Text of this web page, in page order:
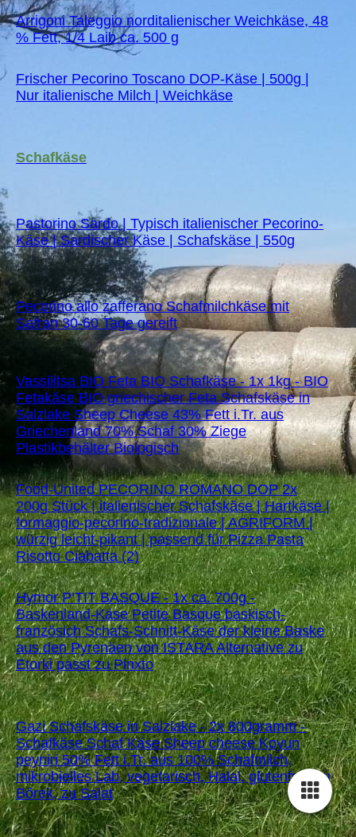
Arrigoni Taleggio norditalienischer Weichkäse, 48
% Fett, 1/4 Laib ca. 500 g
Frischer Pecorino Toscano DOP-Käse | 500g |
Nur italienische Milch | Weichkäse
Schafkäse
Pastorino Sardo | Typisch italienischer Pecorino-
Käse | Sardischer Käse | Schafskäse | 550g
Pecorino allo zafferano Schafmilchkäse mit
Safran 30-60 Tage gereift
Vassilitsa BIO Feta BIO Schafkäse - 1x 1kg - BIO
Fetakäse BIO griechischer Feta Schafskäse in
Salzlake Sheep Cheese 43% Fett i.Tr. aus
Griechenland 70% Schaf 30% Ziege
Plastikbehälter Biologisch
Food-United PECORINO ROMANO DOP 2x
200g Stück | italienischer Schafskäse | Hartkäse |
formaggio-pecorino-tradizionale | AGRIFORM |
würzig leicht-pikant | passend für Pizza Pasta
Risotto Ciabatta (2)
Hymor P’TIT BASQUE - 1x ca. 700g -
Baskenland-Käse Petite Basque baskisch-
französich Schafs-Schnitt-Käse der kleine Baske
aus den Pyrenäen von ISTARA Alternative zu
Etorki passt zu Pinxto
Gazi Schafskäse in Salzlake - 2x 800gramm -
Schafkäse Schaf Käse Sheep cheese Koyun
peyniri 50% Fett i.Tr. aus 100% Schafmilch,
mikrobielles Lab, vegetarisch, Halal, glutenfrei, zu
Börek, zu Salat